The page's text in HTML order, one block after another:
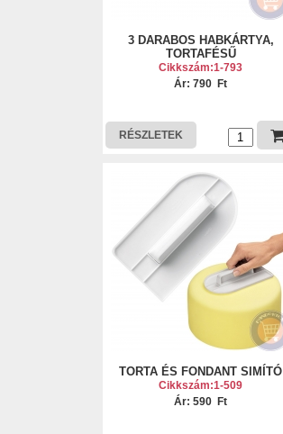
3 DARABOS HABKÁRTYA,
TORTAFÉSŰ
Cikkszám:1-793
Ár: 790 Ft
RÉSZLETEK
TORTA ÉS FONDANT SIMÍTÓ
Cikkszám:1-509
Ár: 590 Ft